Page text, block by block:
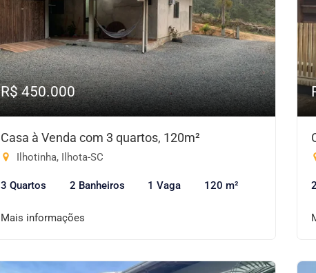
R$ 450.000
Casa à Venda com 3 quartos, 120m²
Ilhotinha, Ilhota-SC
3 Quartos 2 Banheiros 1 Vaga 120 m²
Mais informações